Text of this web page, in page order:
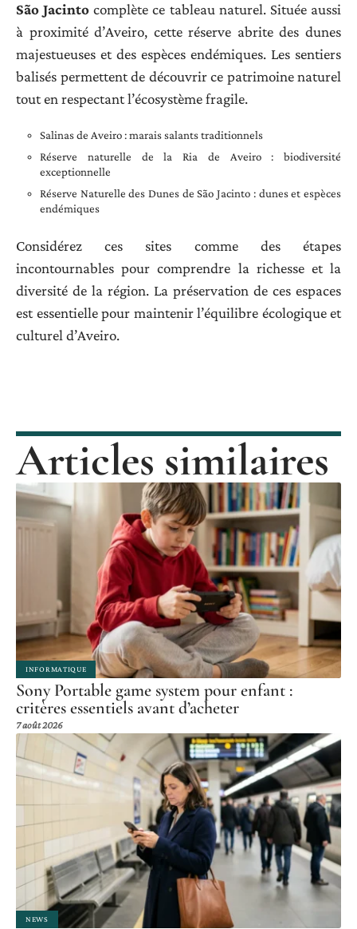
São Jacinto complète ce tableau naturel. Située aussi
à proximité d’Aveiro, cette réserve abrite des dunes
majestueuses et des espèces endémiques. Les sentiers
balisés permettent de découvrir ce patrimoine naturel
tout en respectant l’écosystème fragile.
Salinas de Aveiro : marais salants traditionnels
Réserve naturelle de la Ria de Aveiro : biodiversité
exceptionnelle
Réserve Naturelle des Dunes de São Jacinto : dunes et espèces
endémiques
Considérez ces sites comme des étapes
incontournables pour comprendre la richesse et la
diversité de la région. La préservation de ces espaces
est essentielle pour maintenir l’équilibre écologique et
culturel d’Aveiro.
Articles similaires
INFORMATIQUE
Sony Portable game system pour enfant :
critères essentiels avant d’acheter
7 août 2026
NEWS